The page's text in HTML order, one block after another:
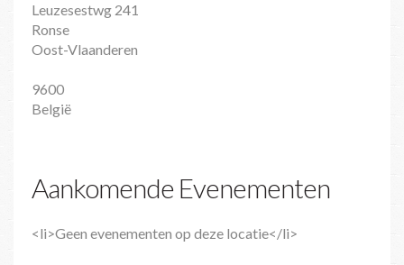
Leuzesestwg 241
Ronse
Oost-Vlaanderen
9600
België
Aankomende Evenementen
<li>Geen evenementen op deze locatie</li>